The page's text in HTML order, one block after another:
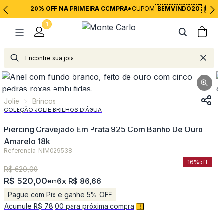
20% OFF NA PRIMEIRA COMPRA*CUPOM BEMVINDO20
1
Jolie
Jolie Brincos
COLEÇÃO JOLIE BRILHOS D'ÁGUA
Piercing Cravejado Em Prata 925 Com Banho De Ouro
Amarelo 18k
Referencia: NIM029538
16%off
R$ 620,00
R$ 520,00em6x R$ 86,66
Pague com Pix e ganhe 5% OFF
Acumule R$ 78,00 para próxima compra